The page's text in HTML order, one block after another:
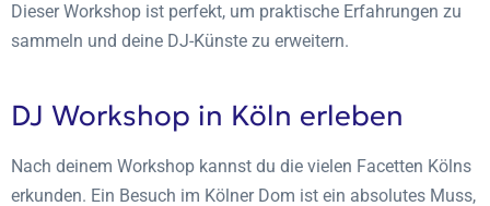
Dieser Workshop ist perfekt, um praktische Erfahrungen zu
sammeln und deine DJ-Künste zu erweitern.
DJ Workshop in Köln erleben
Nach deinem Workshop kannst du die vielen Facetten Kölns
erkunden. Ein Besuch im Kölner Dom ist ein absolutes Muss,